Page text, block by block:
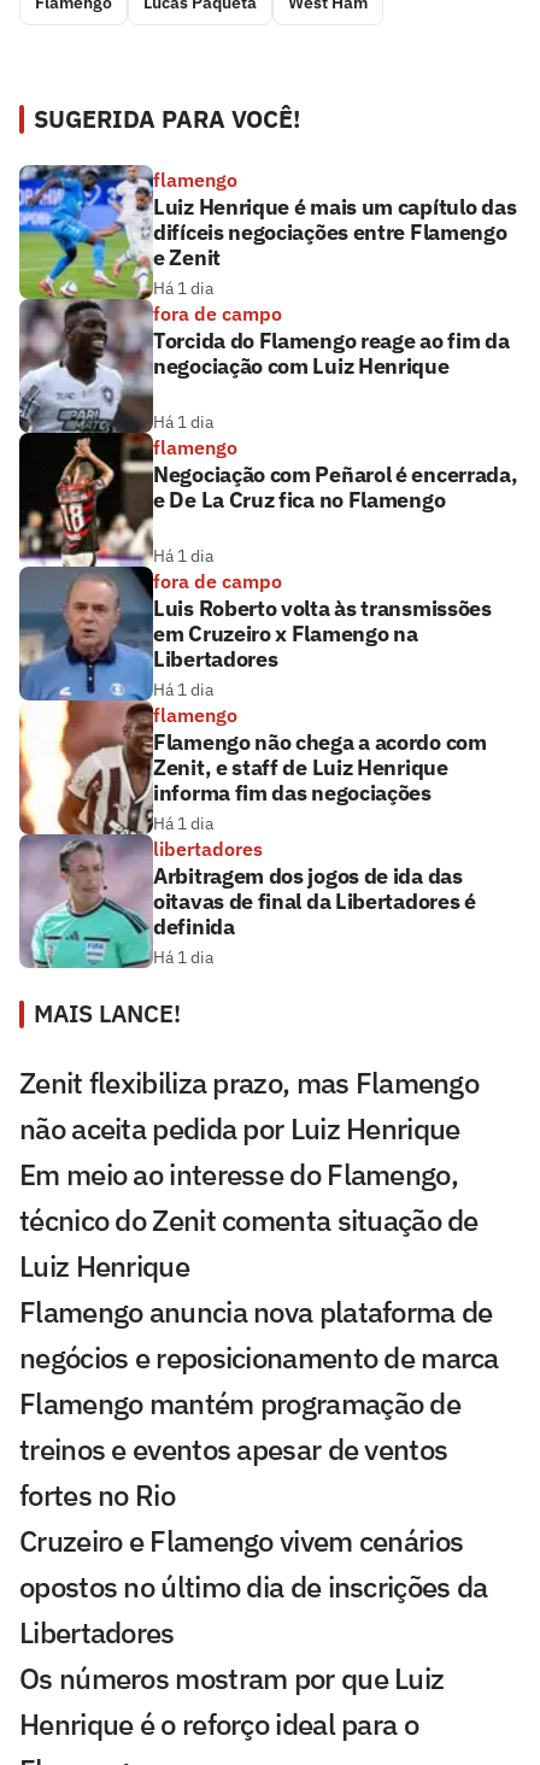
SUGERIDA PARA VOCÊ!
flamengo
Luiz Henrique é mais um capítulo das
difíceis negociações entre Flamengo
e Zenit
Há 1 dia
fora de campo
Torcida do Flamengo reage ao fim da
negociação com Luiz Henrique
Há 1 dia
flamengo
Negociação com Peñarol é encerrada,
e De La Cruz fica no Flamengo
Há 1 dia
fora de campo
Luis Roberto volta às transmissões
em Cruzeiro x Flamengo na
Libertadores
Há 1 dia
flamengo
Flamengo não chega a acordo com
Zenit, e staff de Luiz Henrique
informa fim das negociações
Há 1 dia
libertadores
Arbitragem dos jogos de ida das
oitavas de final da Libertadores é
definida
Há 1 dia
MAIS LANCE!
Zenit flexibiliza prazo, mas Flamengo
não aceita pedida por Luiz Henrique
Em meio ao interesse do Flamengo,
técnico do Zenit comenta situação de
Luiz Henrique
Flamengo anuncia nova plataforma de
negócios e reposicionamento de marca
Flamengo mantém programação de
treinos e eventos apesar de ventos
fortes no Rio
Cruzeiro e Flamengo vivem cenários
opostos no último dia de inscrições da
Libertadores
Os números mostram por que Luiz
Henrique é o reforço ideal para o